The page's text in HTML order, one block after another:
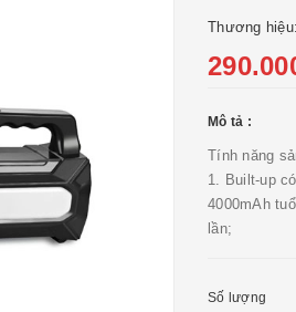
Thương hiệu:
Mô tả :
Tính năng
1. Built-up
4000mAh
lần;
Số lượng